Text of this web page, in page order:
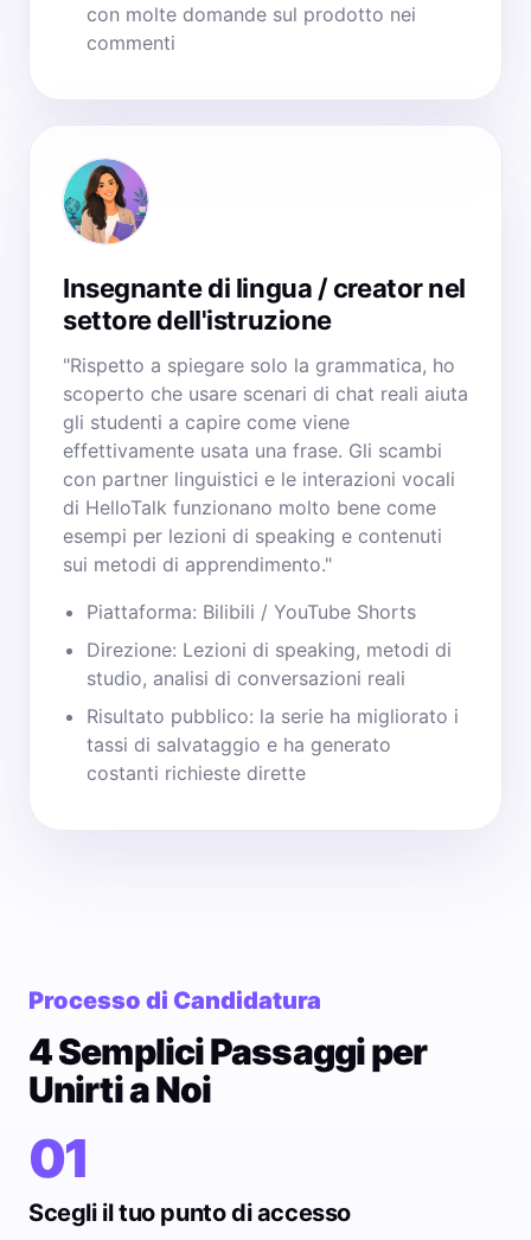
con molte domande sul prodotto nei
commenti
Insegnante di lingua / creator nel
settore dell'istruzione
"Rispetto a spiegare solo la grammatica, ho
scoperto che usare scenari di chat reali aiuta
gli studenti a capire come viene
effettivamente usata una frase. Gli scambi
con partner linguistici e le interazioni vocali
di HelloTalk funzionano molto bene come
esempi per lezioni di speaking e contenuti
sui metodi di apprendimento."
Piattaforma: Bilibili / YouTube Shorts
Direzione: Lezioni di speaking, metodi di
studio, analisi di conversazioni reali
Risultato pubblico: la serie ha migliorato i
tassi di salvataggio e ha generato
costanti richieste dirette
Processo di Candidatura
4 Semplici Passaggi per
Unirti a Noi
01
Scegli il tuo punto di accesso